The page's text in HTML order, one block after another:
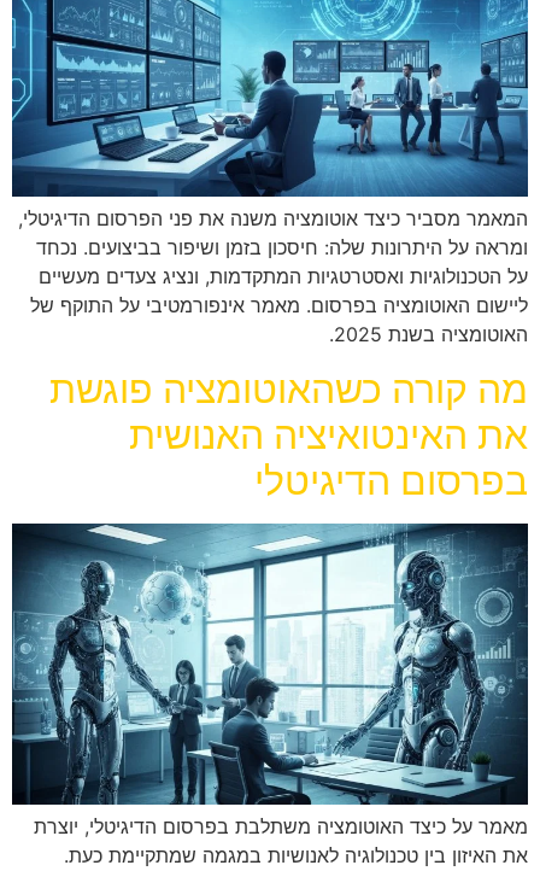
המאמר מסביר כיצד אוטומציה משנה את פני הפרסום הדיגיטלי,
ומראה על היתרונות שלה: חיסכון בזמן ושיפור בביצועים. נכחד
על הטכנולוגיות ואסטרטגיות המתקדמות, ונציג צעדים מעשיים
ליישום האוטומציה בפרסום. מאמר אינפורמטיבי על התוקף של
האוטומציה בשנת 2025.
מה קורה כשהאוטומציה פוגשת
את האינטואיציה האנושית
בפרסום הדיגיטלי
מאמר על כיצד האוטומציה משתלבת בפרסום הדיגיטלי, יוצרת
את האיזון בין טכנולוגיה לאנושיות במגמה שמתקיימת כעת.